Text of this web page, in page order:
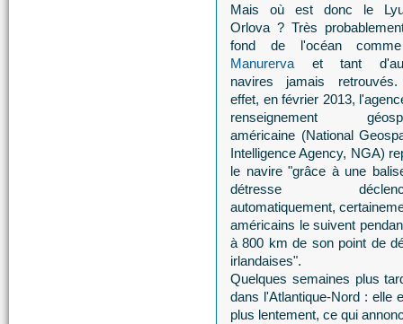
Mais où est donc le
Orlova ? Très
fond de l'océan
Manurerva et tant
navires jamais
effet, en février 2013,
renseignement
américaine (National
Intelligence Agency, NGA)
le navire "grâce à une
détresse
automatiquement,
américains le suivent
à 800 km de son point de
irlandaises".
Quelques semaines plus
dans l'Atlantique-Nord : elle
plus lentement, ce qui